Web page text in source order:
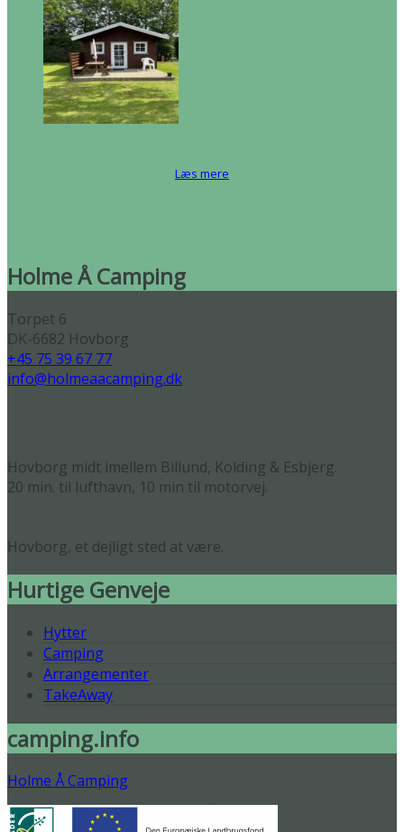
Læs mere
Holme Å Camping
Torpet 6
DK-6682 Hovborg
+45 75 39 67 77
info@holmeaacamping.dk
Hovborg midt imellem Billund, Kolding & Esbjerg.
20 min. til lufthavn, 10 min til motorvej.
Hovborg, et dejligt sted at være.
Hurtige Genveje
Hytter
Camping
Arrangementer
TakeAway
camping.info
Holme Å Camping